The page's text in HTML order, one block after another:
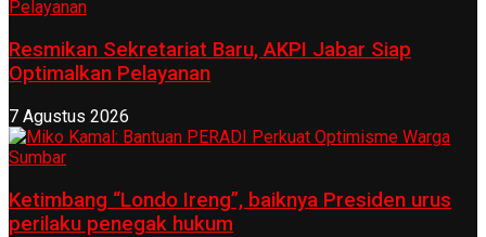
Resmikan Sekretariat Baru, AKPI Jabar Siap
Optimalkan Pelayanan
7 Agustus 2026
Ketimbang “Londo Ireng”, baiknya Presiden urus
perilaku penegak hukum